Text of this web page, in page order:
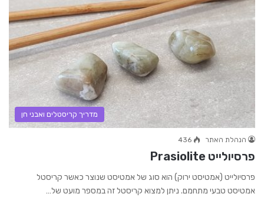
מדריך קריסטלים ואבני חן
הנהלת האתר 436
פרסיולייט Prasiolite
פרסיולייט (אמטיסט ירוק) הוא סוג של אמטיסט שנוצר כאשר קריסטל
אמטיסט טבעי מתחמם. ניתן למצוא קריסטל זה במספר מועט של…